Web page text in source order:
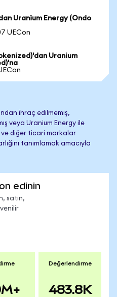
Uranium Energy (Ondo
UECon
Uranium
ihraç edilmemiş,
veya Uranium Energy ile
ve diğer ticari markalar
tanımlamak amacıyla
edinin
satın,
Değerlendirme
483.8K